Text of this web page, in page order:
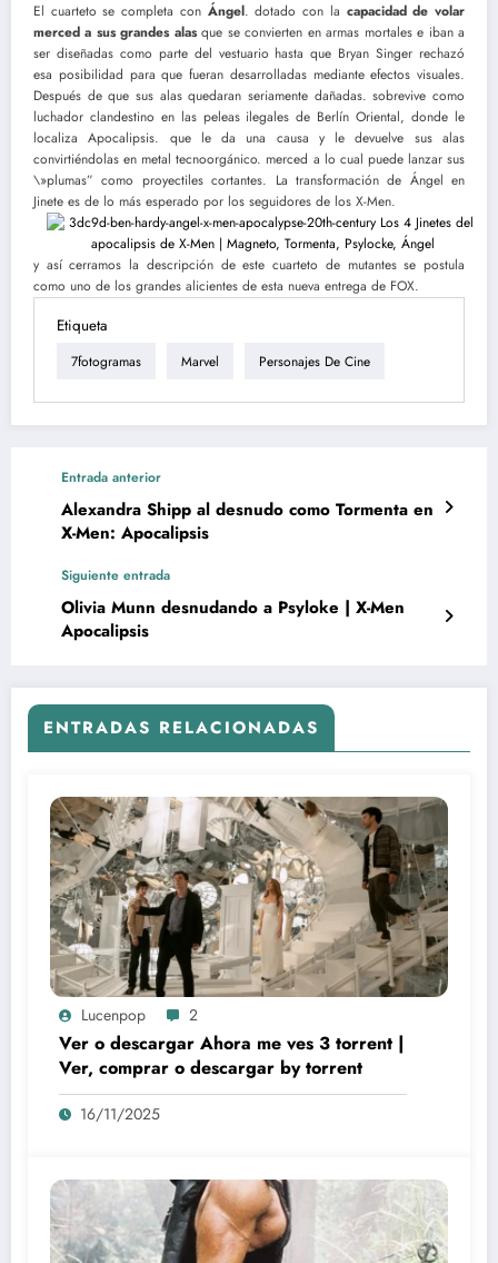
El cuarteto se completa con Ángel. dotado con la capacidad de volar
merced a sus grandes alasque se convierten en armas mortales e iban a
ser diseñadas como parte del vestuario hasta que Bryan Singer rechazó
esa posibilidad para que fueran desarrolladas mediante efectos visuales.
Después de que sus alas quedaran seriamente dañadas. sobrevive como
luchador clandestino en las peleas ilegales de Berlín Oriental, donde le
localiza Apocalipsis. que le da una causa y le devuelve sus alas
convirtiéndolas en metal tecnoorgánico. merced a lo cual puede lanzar sus
\»plumas” como proyectiles cortantes. La transformación de Ángel en
Jinete es de lo más esperado por los seguidores de los X-Men.
y así cerramos la descripción de este cuarteto de mutantes se postula
como uno de los grandes alicientes de esta nueva entrega de FOX.
Etiqueta
7fotogramas Marvel Personajes De Cine
Entrada anterior
Alexandra Shipp al desnudo como Tormenta en
X-Men: Apocalipsis
Siguiente entrada
Olivia Munn desnudando a Psyloke | X-Men
Apocalipsis
ENTRADAS RELACIONADAS
Lucenpop 2
Ver o descargar Ahora me ves 3 torrent |
Ver, comprar o descargar by torrent
16/11/2025